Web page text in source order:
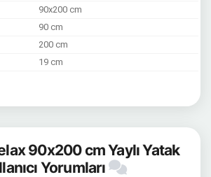
90x200 cm
90 cm
200 cm
19 cm
90x200 cm Yaylı Yatak
Yorumları